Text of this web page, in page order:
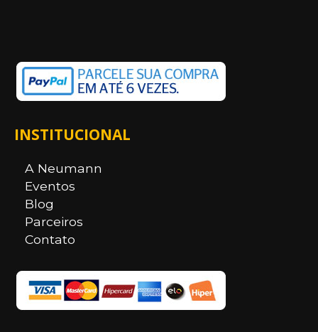
INSTITUCIONAL
A Neumann
Eventos
Blog
Parceiros
Contato